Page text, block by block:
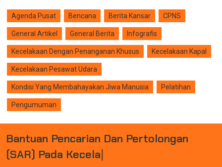
Agenda Pusat Bencana Berita Kansar CPNS
General Artikel General Berita Infografis
Kecelakaan Dengan Penanganan Khusus Kecelakaan Kapal
Kecelakaan Pesawat Udara
Kondisi Yang Membahayakan Jiwa Manusia Pelatihan
Pengumuman
BANTUAN PENCARIAN DAN PERTOLONGAN
(SAR) PADA KECELA